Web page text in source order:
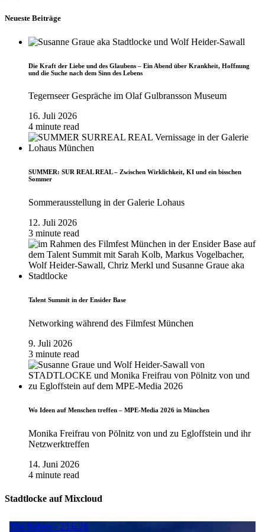
Neueste Beiträge
Die Kraft der Liebe und des Glaubens – Ein Abend über Krankheit, Hoffnung
und die Suche nach dem Sinn des Lebens
Tegernseer Gespräche im Olaf Gulbransson Museum
16. Juli 2026
4 minute read
SUMMER: SUR REAL REAL – Zwischen Wirklichkeit, KI und ein bisschen
Sommer
Sommerausstellung in der Galerie Lohaus
12. Juli 2026
3 minute read
Talent Summit in der Ensider Base
Networking während des Filmfest München
9. Juli 2026
3 minute read
Wo Ideen auf Menschen treffen – MPE-Media 2026 in München
Monika Freifrau von Pölnitz von und zu Egloffstein und ihr
Netzwerktreffen
14. Juni 2026
4 minute read
Stadtlocke auf Mixcloud